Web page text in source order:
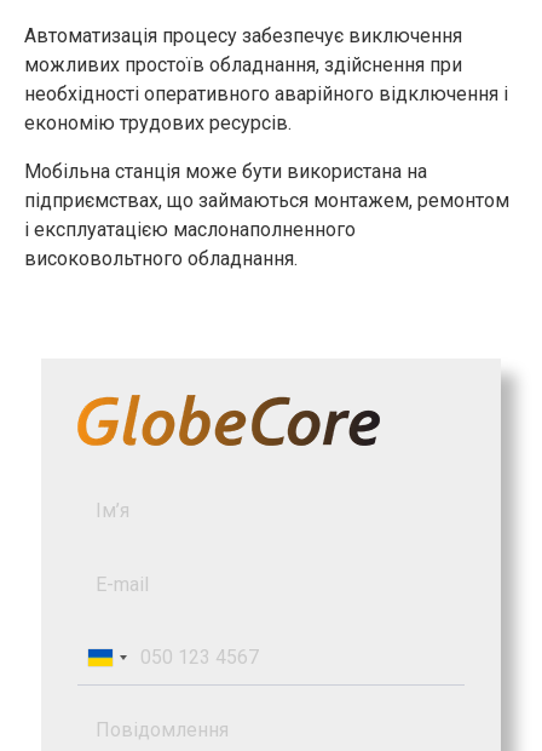
Автоматизація процесу забезпечує виключення
можливих простоїв обладнання, здійснення при
необхідності оперативного аварійного відключення і
економію трудових ресурсів.
Мобільна станція може бути використана на
підприємствах, що займаються монтажем, ремонтом
і експлуатацією маслонаполненного
високовольтного обладнання.